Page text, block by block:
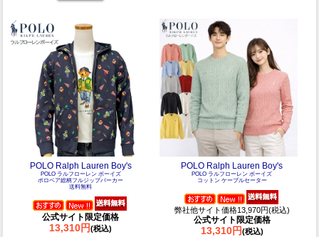
POLO Ralph Lauren Boy's
POLO ラルフローレン ボーイズ
ポロベア総柄フルジップパーカー
送料無料
公式サイト限定価格
13,310円(税込)
POLO Ralph Lauren Boy's
POLO ラルフローレン ボーイズ
コットン ケーブルセーター
弊社他サイト価格13,970円(税込)
公式サイト限定価格
13,310円(税込)